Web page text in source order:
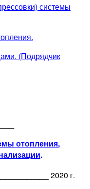
системы
(Подрядчик
отопления,
.
2020 г.